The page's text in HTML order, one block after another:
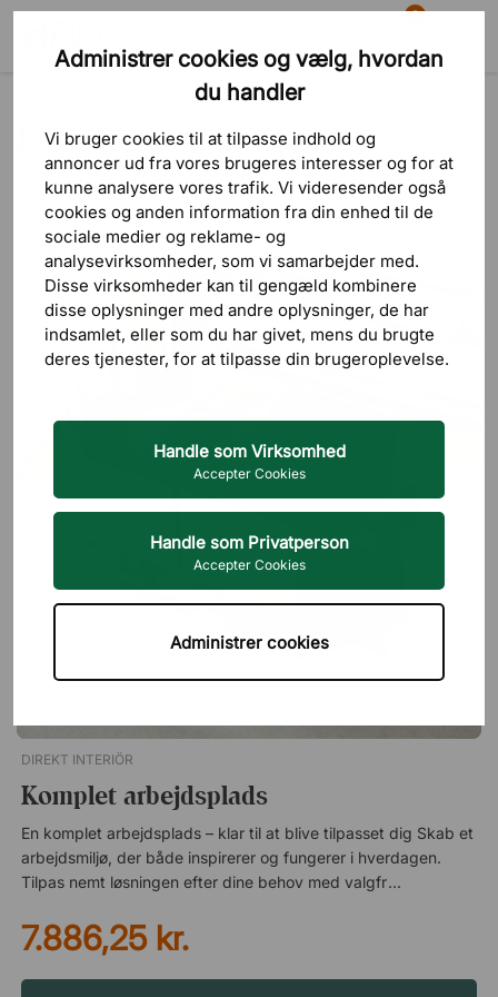
Administrer cookies og vælg, hvordan
du handler
Vi bruger cookies til at tilpasse indhold og
annoncer ud fra vores brugeres interesser og for at
kunne analysere vores trafik. Vi videresender også
cookies og anden information fra din enhed til de
sociale medier og reklame- og
analysevirksomheder, som vi samarbejder med.
Disse virksomheder kan til gengæld kombinere
disse oplysninger med andre oplysninger, de har
indsamlet, eller som du har givet, mens du brugte
deres tjenester, for at tilpasse din brugeroplevelse.
Handle som Virksomhed
Accepter Cookies
Handle som Privatperson
Accepter Cookies
Administrer cookies
Søg
0
Indkøbskurv
Komplette arbejdspladser
Komplette arbejdspladser
FILTRERA
Laveste pris
Højeste pris
DIREKT INTERIÖR
Komplet arbejdsplads
En komplet arbejdsplads – klar til at blive tilpasset dig Skab et
arbejdsmiljø, der både inspirerer og fungerer i hverdagen.
Tilpas nemt løsningen efter dine behov med valgfrie tilbehør
til en mere ryddelig arbejdsplads En velorganiseret
arbejdsplads begynder med styr på kablerne. Ved at samle
ledninger i en kabelbakke og bruge kabelstrømpe undgår du
7.886,25 kr.